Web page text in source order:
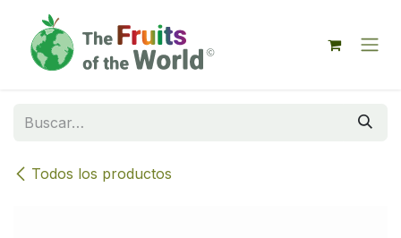
Todos los productos